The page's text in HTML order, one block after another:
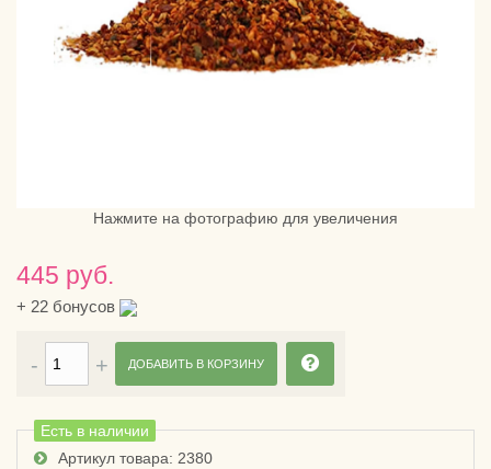
Нажмите на фотографию для увеличения
445 руб.
+ 22 бонусов
Есть в наличии
Артикул товара: 2380
ДОБАВИТЬ В КОРЗИНУ